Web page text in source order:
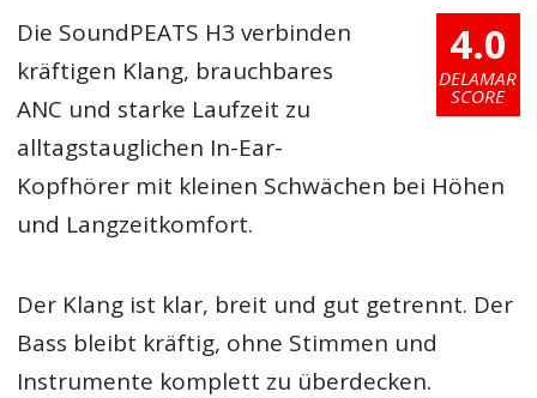
4.0
DELAMAR
SCORE
Die SoundPEATS H3 verbinden
kräftigen Klang, brauchbares
ANC und starke Laufzeit zu
alltagstauglichen In-Ear-
Kopfhörer mit kleinen Schwächen bei Höhen
und Langzeitkomfort.
Der Klang ist klar, breit und gut getrennt. Der
Bass bleibt kräftig, ohne Stimmen und
Instrumente komplett zu überdecken.